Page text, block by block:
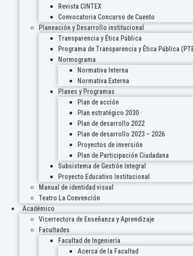
Revista CINTEX
Convocatoria Concurso de Cuento
Planeación y Desarrollo institucional
Transparencia y Ética Pública
Programa de Transparencia y Ética Pública
Normograma
Normativa Interna
Normativa Externa
Planes y Programas
Plan de acción
Plan estratégico 2030
Plan de desarrollo 2022
Plan de desarrollo 2023 – 2026
Proyectos de inversión
Plan de Participación Ciudadana
Subsistema de Gestión Integral
Proyecto Educativo Institucional
Manual de identidad visual
Teatro La Convención
Académico
Vicerrectora de Enseñanza y Aprendizaje
Facultades
Facultad de Ingeniería
Acerca de la Facultad